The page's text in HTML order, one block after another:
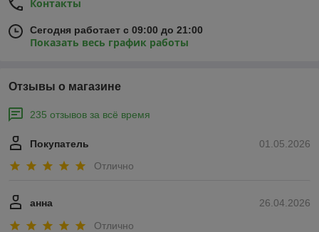
Контакты
Сегодня работает с 09:00 до 21:00
Показать весь график работы
Отзывы о магазине
235 отзывов за всё время
01.05.2026
Покупатель
Отлично
26.04.2026
анна
Отлично